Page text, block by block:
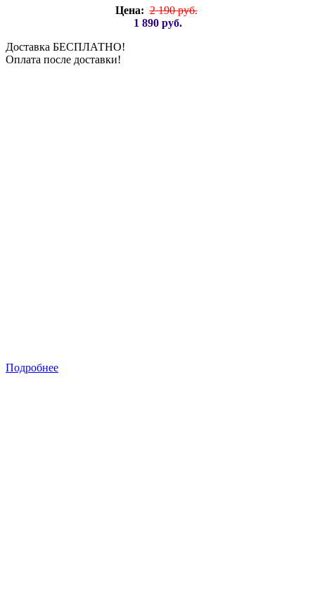
Цена: 2 190 руб.
1 890 руб.
Доставка БЕСПЛАТНО!
Оплата после доставки!
Подробнее